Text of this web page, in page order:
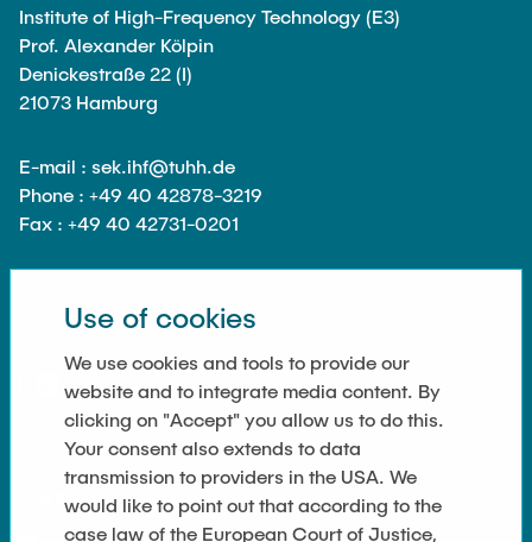
Institute of High-Frequency Technology (E3)
Prof. Alexander Kölpin
Denickestraße 22 (I)
21073 Hamburg
E-mail : sek.ihf@tuhh.de
Phone : +49 40 42878-3219
Fax : +49 40 42731-0201
SOCIAL MEDIA
Use of cookies
We use cookies and tools to provide our
website and to integrate media content. By
clicking on "Accept" you allow us to do this.
Your consent also extends to data
transmission to providers in the USA. We
would like to point out that according to the
case law of the European Court of Justice,